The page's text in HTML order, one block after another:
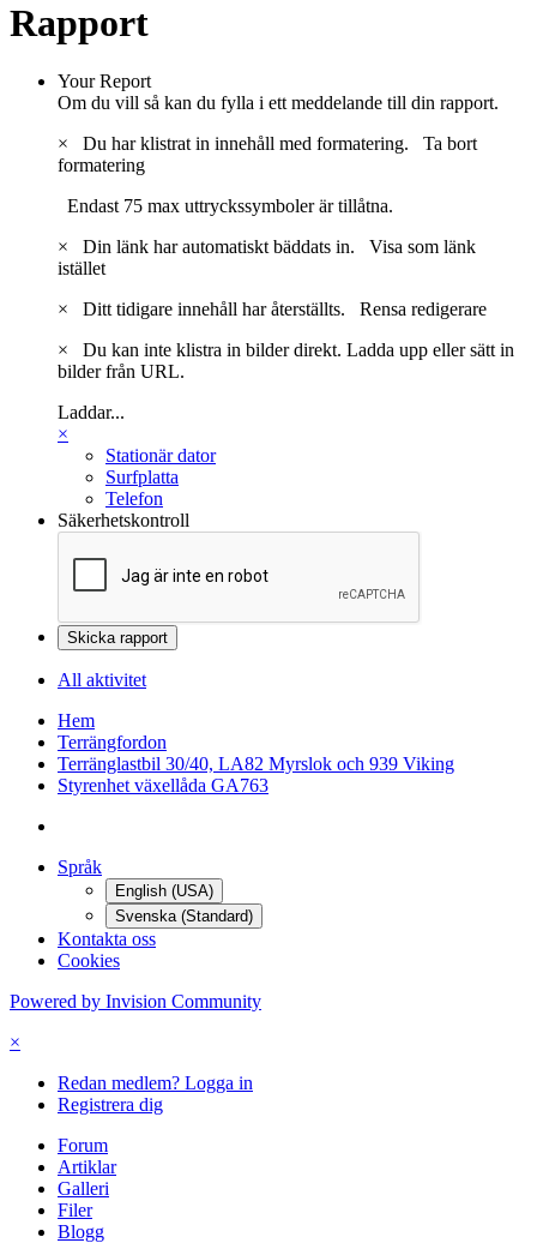
Rapport
Your Report
Om du vill så kan du fylla i ett meddelande till din rapport.
×
Du har klistrat in innehåll med formatering. Ta bort
formatering
Endast 75 max uttryckssymboler är tillåtna.
×
Din länk har automatiskt bäddats in. Visa som länk
istället
×
Ditt tidigare innehåll har återställts. Rensa redigerare
×
Du kan inte klistra in bilder direkt. Ladda upp eller sätt in
bilder från URL.
Laddar...
×
Stationär dator
Surfplatta
Telefon
Säkerhetskontroll
Skicka rapport
All aktivitet
Hem
Terrängfordon
Terränglastbil 30/40, LA82 Myrslok och 939 Viking
Styrenhet växellåda GA763
Språk
English (USA)
Svenska (Standard)
Kontakta oss
Cookies
Powered by Invision Community
×
Redan medlem? Logga in
Registrera dig
Forum
Artiklar
Galleri
Filer
Blogg